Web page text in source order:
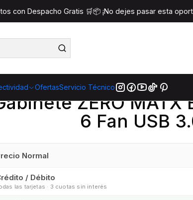
OfertasServicio Técnico
con Despacho Gratis 🛒📦 ¡No dejes pasar esta
MATX Black ARGB 6 Fan USB 3.0
|
ZERO MATX
6 Fan USB
Normal
/ Débito
las tarjetas · 3 cuotas sin interés